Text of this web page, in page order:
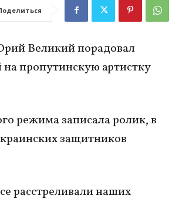
Великий порадовал
пропутинскую артистку
режима записала ролик, в
защитников
расстреливали наших